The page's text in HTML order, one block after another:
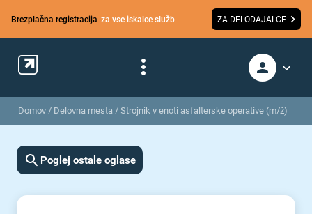
Brezplačna registracija za vse iskalce služb ZA DELODAJALCE
Domov / Delovna mesta / Strojnik v enoti asfalterske operative (m/ž)
Poglej ostale oglase